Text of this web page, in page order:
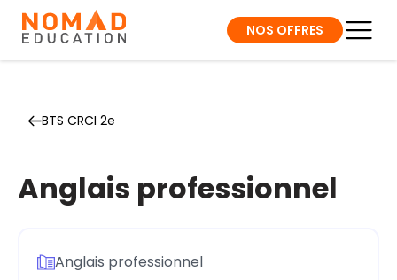
NOS OFFRES
BTS CRCI 2e
Anglais professionnel
Anglais professionnel